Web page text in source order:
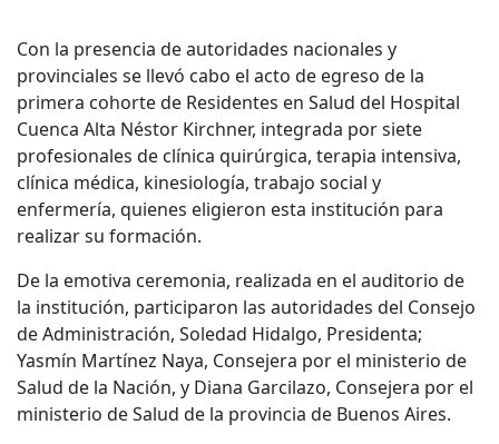
Con la presencia de autoridades nacionales y
provinciales se llevó cabo el acto de egreso de la
primera cohorte de Residentes en Salud del Hospital
Cuenca Alta Néstor Kirchner, integrada por siete
profesionales de clínica quirúrgica, terapia intensiva,
clínica médica, kinesiología, trabajo social y
enfermería, quienes eligieron esta institución para
realizar su formación.
De la emotiva ceremonia, realizada en el auditorio de
la institución, participaron las autoridades del Consejo
de Administración, Soledad Hidalgo, Presidenta;
Yasmín Martínez Naya, Consejera por el ministerio de
Salud de la Nación, y Diana Garcilazo, Consejera por el
ministerio de Salud de la provincia de Buenos Aires.